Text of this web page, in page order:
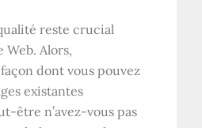
reste crucial
Web. Alors,
dont vous pouvez
existantes
être n’avez-vous pas